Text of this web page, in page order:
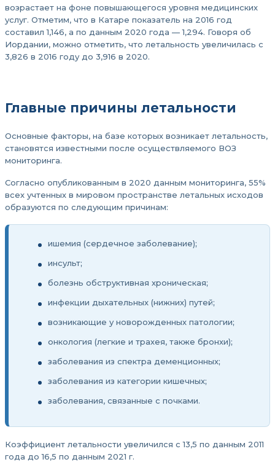
возрастает на фоне повышающегося уровня медицинских
услуг. Отметим, что в Катаре показатель на 2016 год
составил 1,146, а по данным 2020 года — 1,294. Говоря об
Иордании, можно отметить, что летальность увеличилась с
3,826 в 2016 году до 3,916 в 2020.
Главные причины летальности
Основные факторы, на базе которых возникает летальность,
становятся известными после осуществляемого ВОЗ
мониторинга.
Согласно опубликованным в 2020 данным мониторинга, 55%
всех учтенных в мировом пространстве летальных исходов
образуются по следующим причинам:
ишемия (сердечное заболевание);
инсульт;
болезнь обструктивная хроническая;
инфекции дыхательных (нижних) путей;
возникающие у новорожденных патологии;
онкология (легкие и трахея, также бронхи);
заболевания из спектра деменционных;
заболевания из категории кишечных;
заболевания, связанные с почками.
Коэффициент летальности увеличился с 13,5 по данным 2011
года до 16,5 по данным 2021 г.